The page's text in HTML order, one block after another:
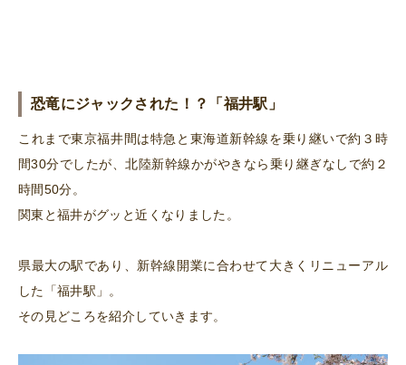
恐竜にジャックされた！？「福井駅」
これまで東京福井間は特急と東海道新幹線を乗り継いで約３時
間30分でしたが、北陸新幹線かがやきなら乗り継ぎなしで約２
時間50分。
関東と福井がグッと近くなりました。
県最大の駅であり、新幹線開業に合わせて大きくリニューアル
した「福井駅」。
その見どころを紹介していきます。